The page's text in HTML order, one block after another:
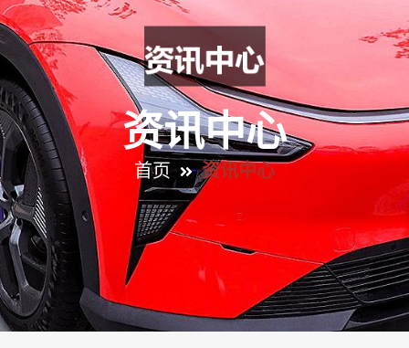
资讯中心
首页 资讯中心